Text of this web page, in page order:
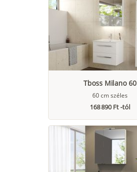
Tboss Milano 60
60 cm széles
168 890 Ft -tól